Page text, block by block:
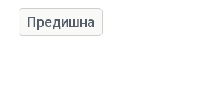
Предишна